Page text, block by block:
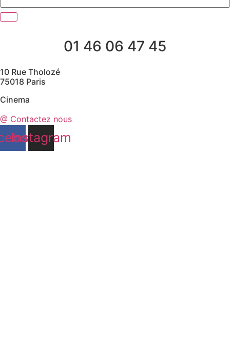
01 46 06 47 45
10 Rue Tholozé
75018 Paris
Cinema
@ Contactez nous
Instagram